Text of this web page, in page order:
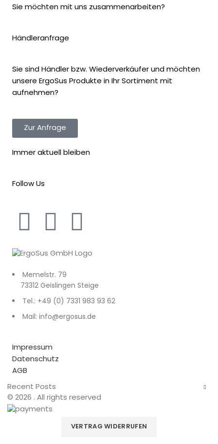
Sie möchten mit uns zusammenarbeiten?
Händleranfrage
Sie sind Händler bzw. Wiederverkäufer und möchten
unsere ErgoSus Produkte in Ihr Sortiment mit
aufnehmen?
Zur Anfrage
Immer aktuell bleiben
Follow Us
Memelstr. 79
73312 Geislingen Steige
Tel.: +49 (0) 7331 983 93 62
Mail: info@ergosus.de
Impressum
Datenschutz
AGB
Recent Posts
© 2026 . All rights reserved
VERTRAG WIDERRUFEN